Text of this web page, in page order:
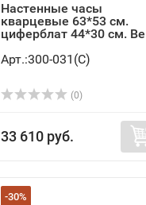
Настенные часы
кварцевые 63*53 см.
циферблат 44*30 см.
Арт.:300-031(C)
(0)
33 610 руб.
-30%